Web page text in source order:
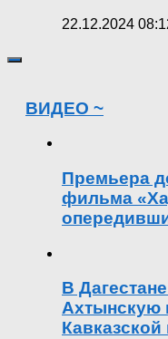
22.12.2024
ВИДЕО ~
Премьера
фильма
В
Ахтынскую